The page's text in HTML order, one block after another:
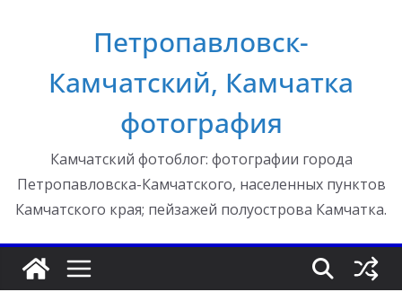
Петропавловск-
Камчатский, Камчатка
фотография
Камчатский фотоблог: фотографии города
Петропавловска-Камчатского, населенных пунктов
Камчатского края; пейзажей полуострова Камчатка.